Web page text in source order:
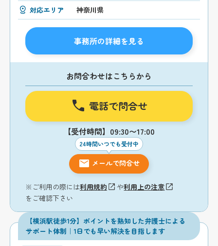
対応エリア 神奈川県
事務所の詳細を見る
お問合わせはこちらから
電話で問合せ
【受付時間】09:30〜17:00
24時間いつでも受付中
メールで問合せ
※ご利用の際には利用規約 や利用上の注意
をご確認下さい
【横浜駅徒歩1分】ポイントを熟知した弁護士による
サポート体制｜1日でも早い解決を目指します